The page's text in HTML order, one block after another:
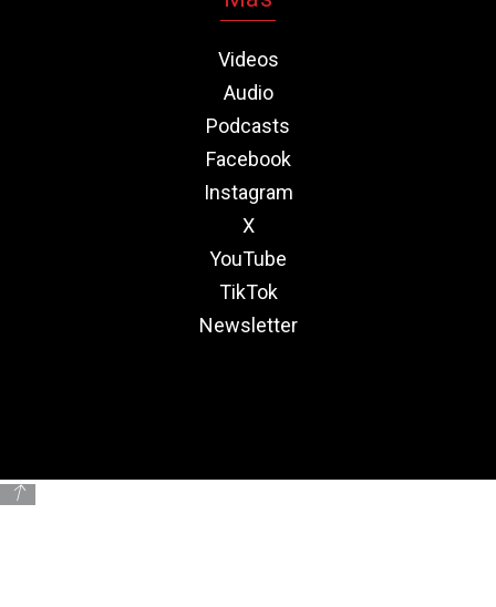
Videos
Audio
Podcasts
Facebook
Instagram
X
YouTube
TikTok
Newsletter